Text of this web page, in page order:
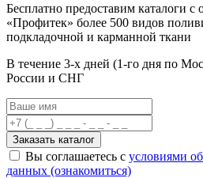
Бесплатно предоставим каталоги с
«Профитек» более 500 видов
подкладочной и карманной ткани
В течение 3-х дней (1-го дня по
России и СНГ
Заказать каталог
Вы соглашаетесь с условиями
данных (ознакомиться)